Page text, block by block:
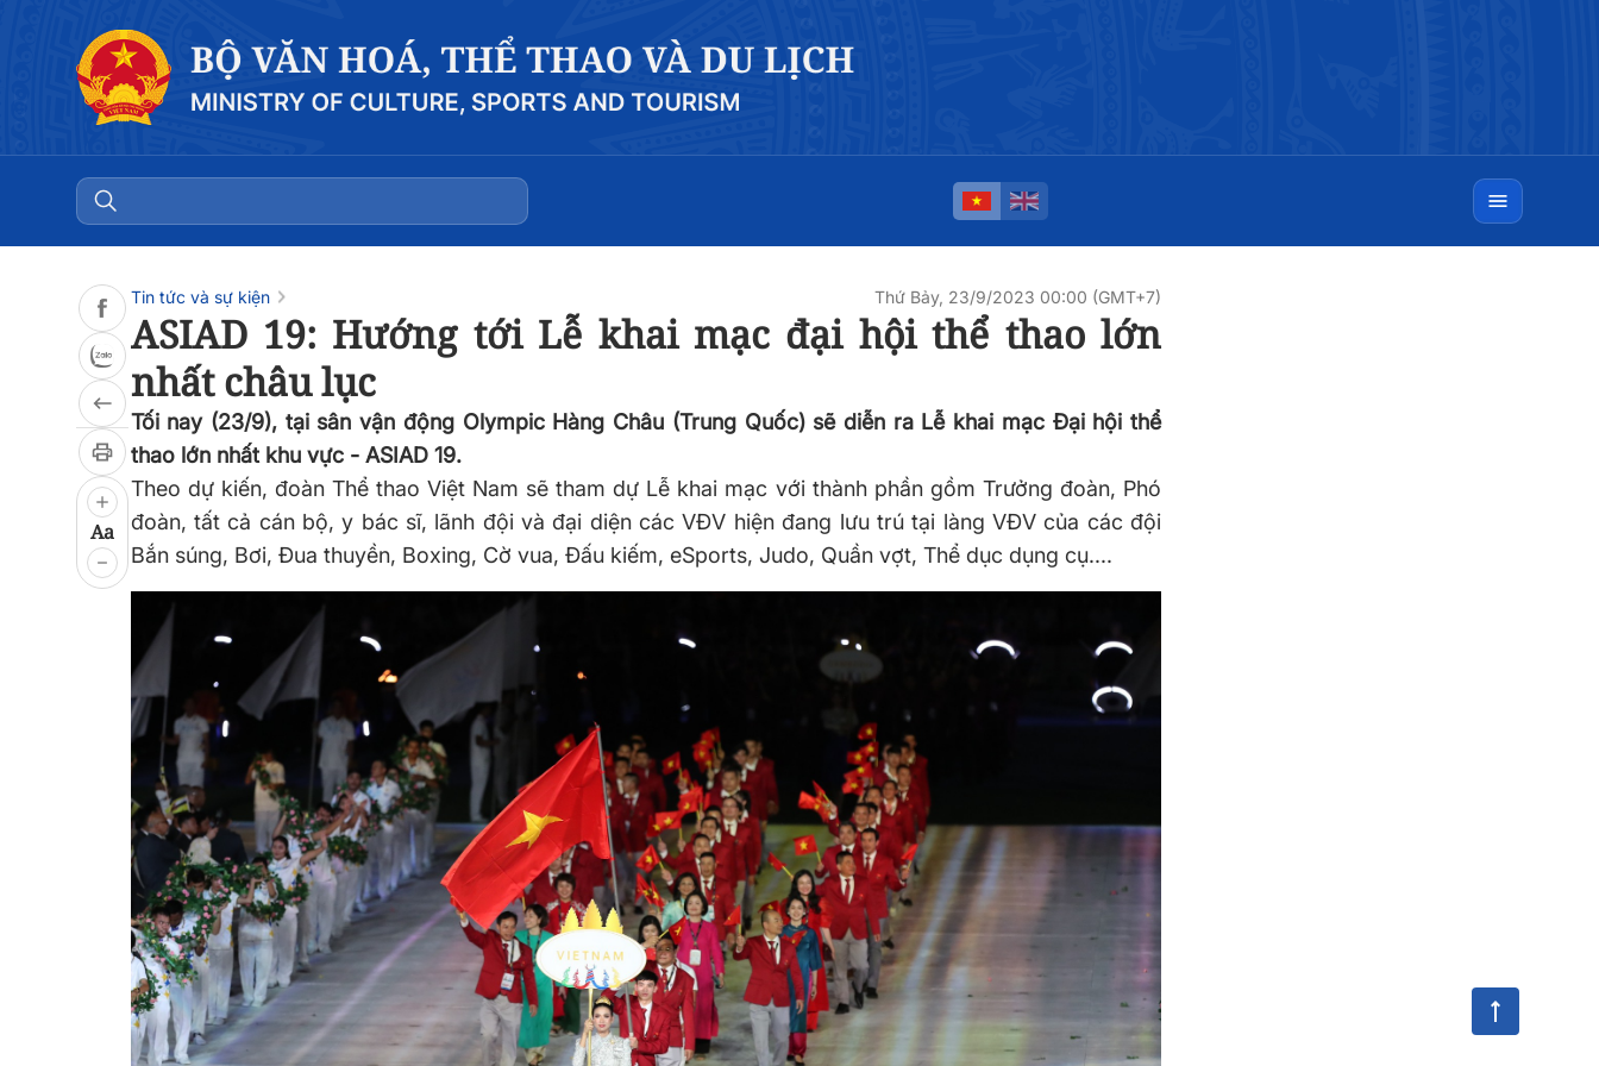
Aa
Tin tức và sự kiện Thứ Bảy, 23/9/2023 00:00 (GMT+7)
ASIAD 19: Hướng tới Lễ khai mạc đại hội thể thao lớn
nhất châu lục
Tối nay (23/9), tại sân vận động Olympic Hàng Châu (Trung Quốc) sẽ diễn ra Lễ khai mạc Đại hội thể
thao lớn nhất khu vực - ASIAD 19.
Theo dự kiến, đoàn Thể thao Việt Nam sẽ tham dự Lễ khai mạc với thành phần gồm Trưởng đoàn, Phó
đoàn, tất cả cán bộ, y bác sĩ, lãnh đội và đại diện các VĐV hiện đang lưu trú tại làng VĐV của các đội
Bắn súng, Bơi, Đua thuyền, Boxing, Cờ vua, Đấu kiếm, eSports, Judo, Quần vợt, Thể dục dụng cụ....
0:00 0:00